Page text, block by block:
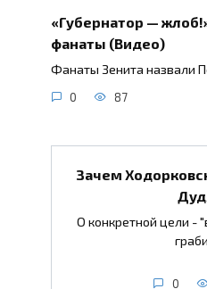
«Губернатор —
фанаты (Видео)
Фанаты Зенита назвали
0 87
Зачем
О конкретной цели -
0